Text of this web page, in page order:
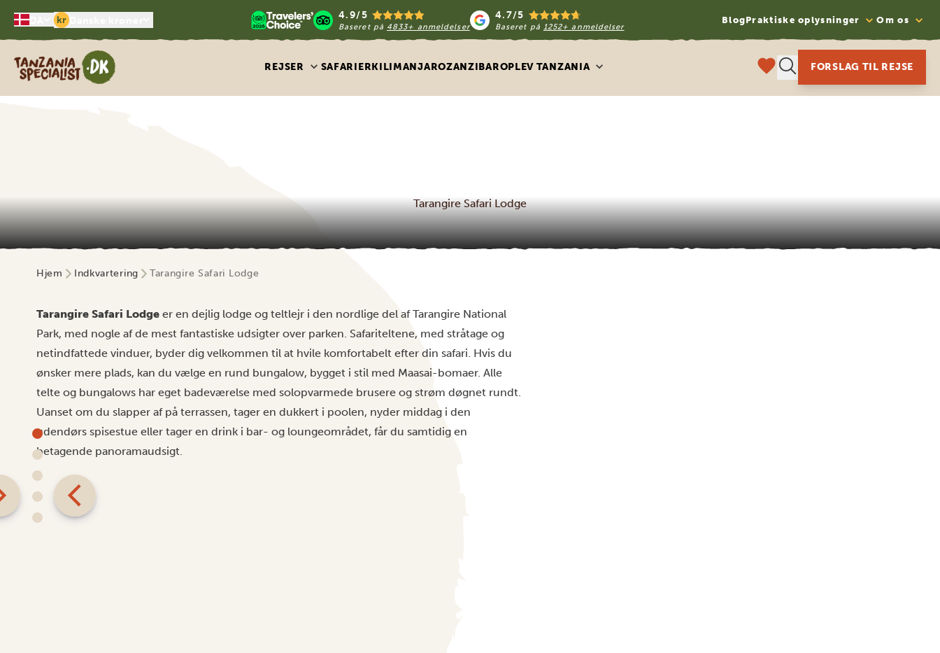
kr 4.9/5
Baseret på 4833+ anmeldelser
4.7/5
Baseret på 1252+ anmeldelser
BlogPraktiske oplysninger Om os
Tanzania Specialist
REJSER SAFARIERKILIMANJAROZANZIBAROPLEV TANZANIA FORSLAG TIL REJSE
Tarangire Safari Lodge
Hjem Indkvartering Tarangire Safari Lodge
Tarangire Safari Lodge er en dejlig lodge og teltlejr i den nordlige del af Tarangire National
Park, med nogle af de mest fantastiske udsigter over parken. Safariteltene, med stråtage og
netindfattede vinduer, byder dig velkommen til at hvile komfortabelt efter din safari. Hvis du
ønsker mere plads, kan du vælge en rund bungalow, bygget i stil med Maasai-bomaer. Alle
telte og bungalows har eget badeværelse med solopvarmede brusere og strøm døgnet rundt.
Uanset om du slapper af på terrassen, tager en dukkert i poolen, nyder middag i den
udendørs spisestue eller tager en drink i bar- og loungeområdet, får du samtidig en
betagende panoramaudsigt.